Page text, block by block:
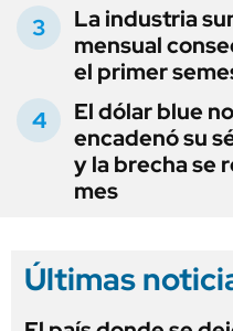
La industria
mensual
el primer
El dólar blue
encadenó su
y la brecha se
mes
Últimas